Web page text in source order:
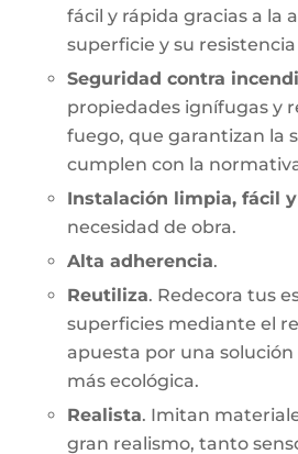
fácil y rápida gracias a la
superficie y su
Seguridad contra
propiedades ignífugas y
fuego, que garantizan la
cumplen con la
Instalación limpia, fácil
necesidad de obra.
Alta adherencia.
Reutiliza. Redecora tus
superficies mediante el
apuesta por una
más ecológica.
Realista. Imitan
gran realismo, tanto